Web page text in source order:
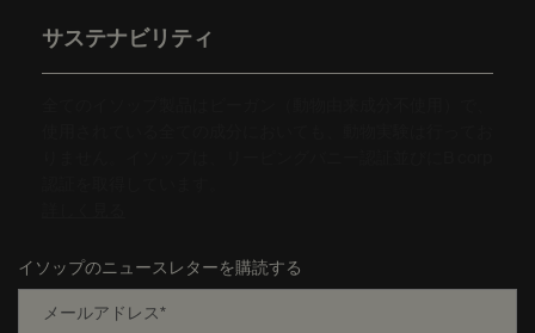
サステナビリティ
イソップのニュースレターを購読する
メールアドレス*